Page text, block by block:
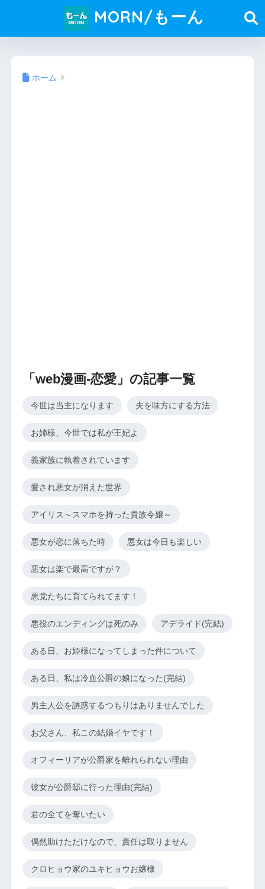
MORN/もーん
ホーム
「web漫画-恋愛」の記事一覧
今世は当主になります 夫を味方にする方法
お姉様、今世では私が王妃よ
義家族に執着されています
愛され悪女が消えた世界
アイリス～スマホを持った貴族令嬢～
悪女が恋に落ちた時 悪女は今日も楽しい
悪女は楽で最高ですが？
悪党たちに育てられてます！
悪役のエンディングは死のみ アデライド(完結)
ある日、お姫様になってしまった件について
ある日、私は冷血公爵の娘になった(完結)
男主人公を誘惑するつもりはありませんでした
お父さん、私この結婚イヤです！
オフィーリアが公爵家を離れられない理由
彼女が公爵邸に行った理由(完結)
君の全てを奪いたい
偶然助けただけなので、責任は取りません
クロヒョウ家のユキヒョウお嬢様